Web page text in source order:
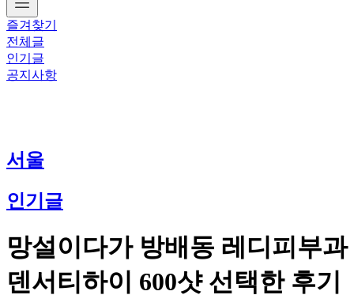
즐겨찾기
전체글
인기글
공지사항
서울
인기글
망설이다가 방배동 레디피부과
덴서티하이 600샷 선택한 후기